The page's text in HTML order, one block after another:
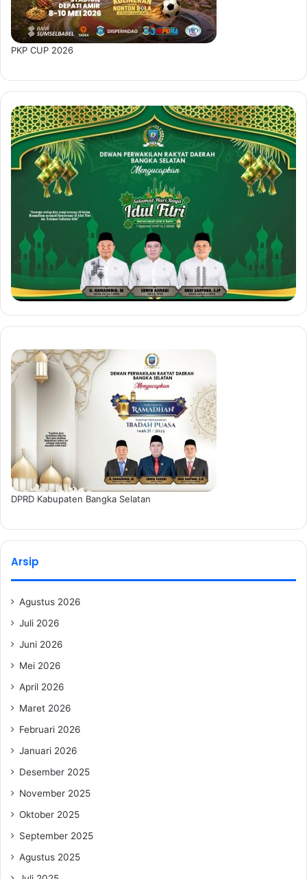
PKP CUP 2026
DPRD Kabupaten Bangka Selatan
Arsip
Agustus 2026
Juli 2026
Juni 2026
Mei 2026
April 2026
Maret 2026
Februari 2026
Januari 2026
Desember 2025
November 2025
Oktober 2025
September 2025
Agustus 2025